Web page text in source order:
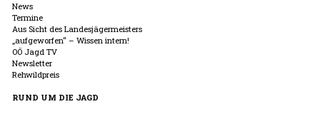
News
Termine
Aus Sicht des Landesjägermeisters
„aufgeworfen“ – Wissen intern!
OÖ Jagd TV
Newsletter
Rehwildpreis
RUND UM DIE JAGD